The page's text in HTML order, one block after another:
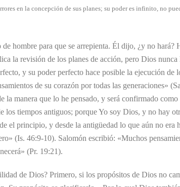
en la concepción de sus planes; su poder es infinito, no
hombre para que se arrepienta. Él dijo, ¿y no hará?
la revisión de los planes de acción, pero Dios nunca
y su poder perfecto hace posible la ejecución de
de su corazón por todas las generaciones»
la manera que lo he pensado, y será confirmado
los tiempos antiguos; porque Yo soy Dios, y no hay
el principio, y desde la antigüedad lo que aún no era
(Is. 46:9-10). Salomón escribió: «Muchos
(Pr. 19:21).
de Dios? Primero, si los propósitos de Dios no